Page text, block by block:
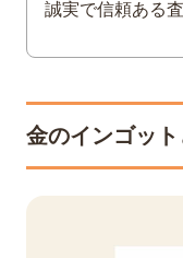
プラチ
パラジウ
5 金のインゴ
誠実で信頼ある
金のインゴット